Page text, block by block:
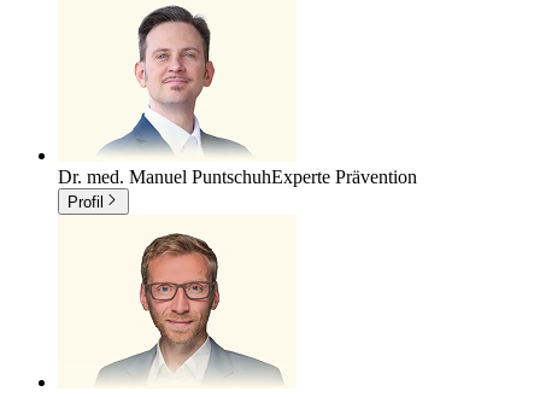
Dr. med. Manuel PuntschuhExperte Prävention
Profil